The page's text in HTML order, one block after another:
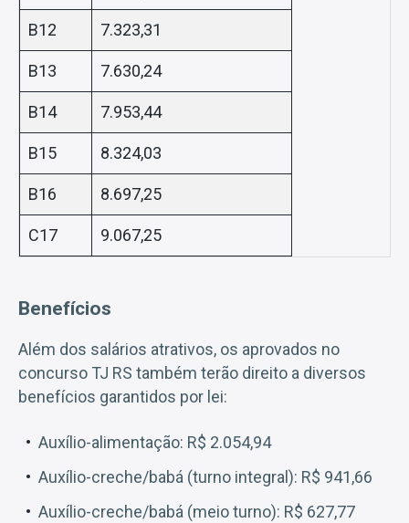
B12 7.323,31
B13 7.630,24
B14 7.953,44
B15 8.324,03
B16 8.697,25
C17 9.067,25
Benefícios
Além dos salários atrativos, os aprovados no
concurso TJ RS também terão direito a diversos
benefícios garantidos por lei:
Auxílio-alimentação: R$ 2.054,94
Auxílio-creche/babá (turno integral): R$ 941,66
Auxílio-creche/babá (meio turno): R$ 627,77